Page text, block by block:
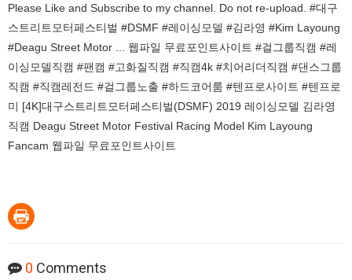
Please Like and Subscribe to my channel. Do not re-upload. #대구
스트리트모터페스티벌 #DSMF #레이싱모델 #김라영 #Kim Layoung
#Deagu Street Motor ... 웹파일 무료포인트사이트 #걸그룹직캠 #레
이싱모델직캠 #팬캠 #고화질직캠 #직캠4k #치어리더직캠 #댄스그룹
직캠 #직캠레전드 #걸그룹노출 #하드코어룸 #텐프로사이트 #텐프로
미 [4K]대구스트리트모터페스티벌(DSMF) 2019 레이싱모델 김라영
직캠 Deagu Street Motor Festival Racing Model Kim Layoung
Fancam 웹파일 무료포인트사이트
0 Comments